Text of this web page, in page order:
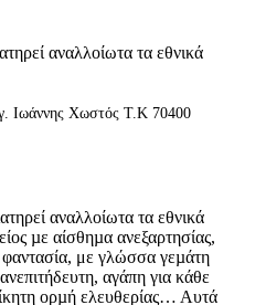
αναλλοίωτα τα εθνικά
Ιωάννης Χωστός Τ.Κ 70400
αναλλοίωτα τα εθνικά
µε αίσθηµα ανεξαρτησίας,
με γλώσσα γεµάτη
αγάπη για κάθε
ορµή ελευθερίας… Αυτά